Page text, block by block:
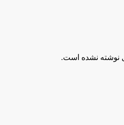
نوشته نشده است.